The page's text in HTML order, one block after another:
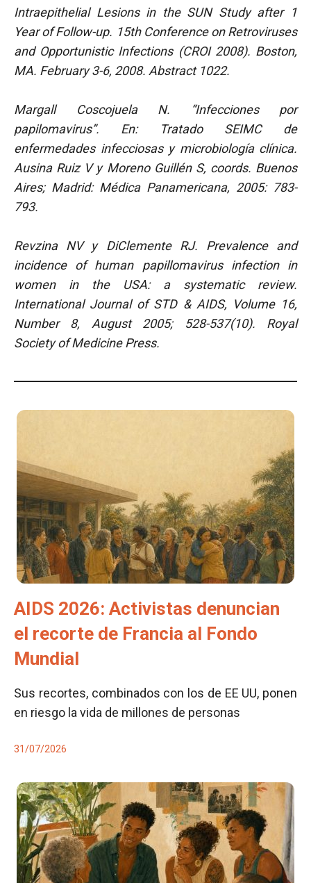
Intraepithelial Lesions in the SUN Study after 1
Year of Follow-up. 15th Conference on Retroviruses
and Opportunistic Infections (CROI 2008). Boston,
MA. February 3-6, 2008. Abstract 1022.
Margall Coscojuela N. “Infecciones por
papilomavirus”. En: Tratado SEIMC de
enfermedades infecciosas y microbiología clínica.
Ausina Ruiz V y Moreno Guillén S, coords. Buenos
Aires; Madrid: Médica Panamericana, 2005: 783-
793.
Revzina NV y DiClemente RJ. Prevalence and
incidence of human papillomavirus infection in
women in the USA: a systematic review.
International Journal of STD & AIDS, Volume 16,
Number 8, August 2005; 528-537(10). Royal
Society of Medicine Press.
AIDS 2026: Activistas denuncian
el recorte de Francia al Fondo
Mundial
Sus recortes, combinados con los de EE UU, ponen
en riesgo la vida de millones de personas
31/07/2026